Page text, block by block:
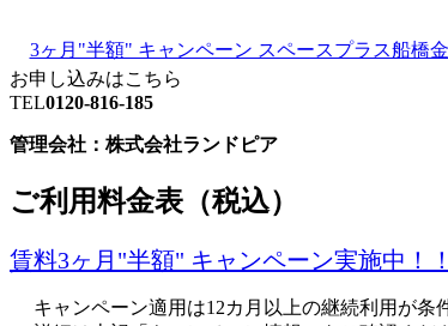
3ヶ月"半額" キャンペーン スペースプラス船橋
お申し込みはこちら
TEL0120-816-185
管理会社：株式会社ランドピア
ご利用料金表（税込）
賃料3ヶ月"半額" キャンペーン実施中！！
キャンペーン適用は12カ月以上の継続利用が条